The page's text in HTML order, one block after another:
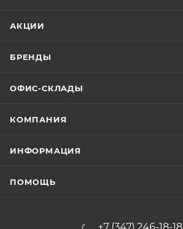
АКЦИИ
БРЕНДЫ
ОФИС-СКЛАДЫ
КОМПАНИЯ
ИНФОРМАЦИЯ
ПОМОЩЬ